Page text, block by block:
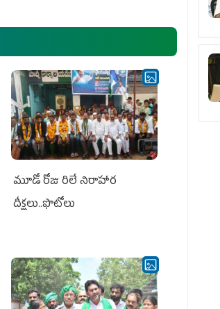
ఎమ్మెల్యేలు, ఎంపీల స‌మావేశం
మూడో రోజు రిలే నిరాహార
దీక్షలు..ఫొటోలు